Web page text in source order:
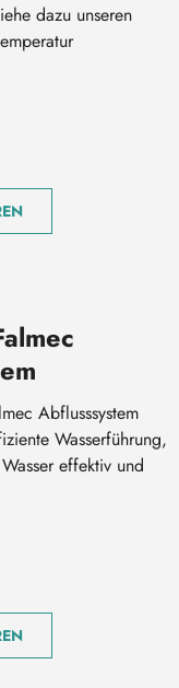
dazu unseren
Abflusssystem
Wasserführung,
effektiv und